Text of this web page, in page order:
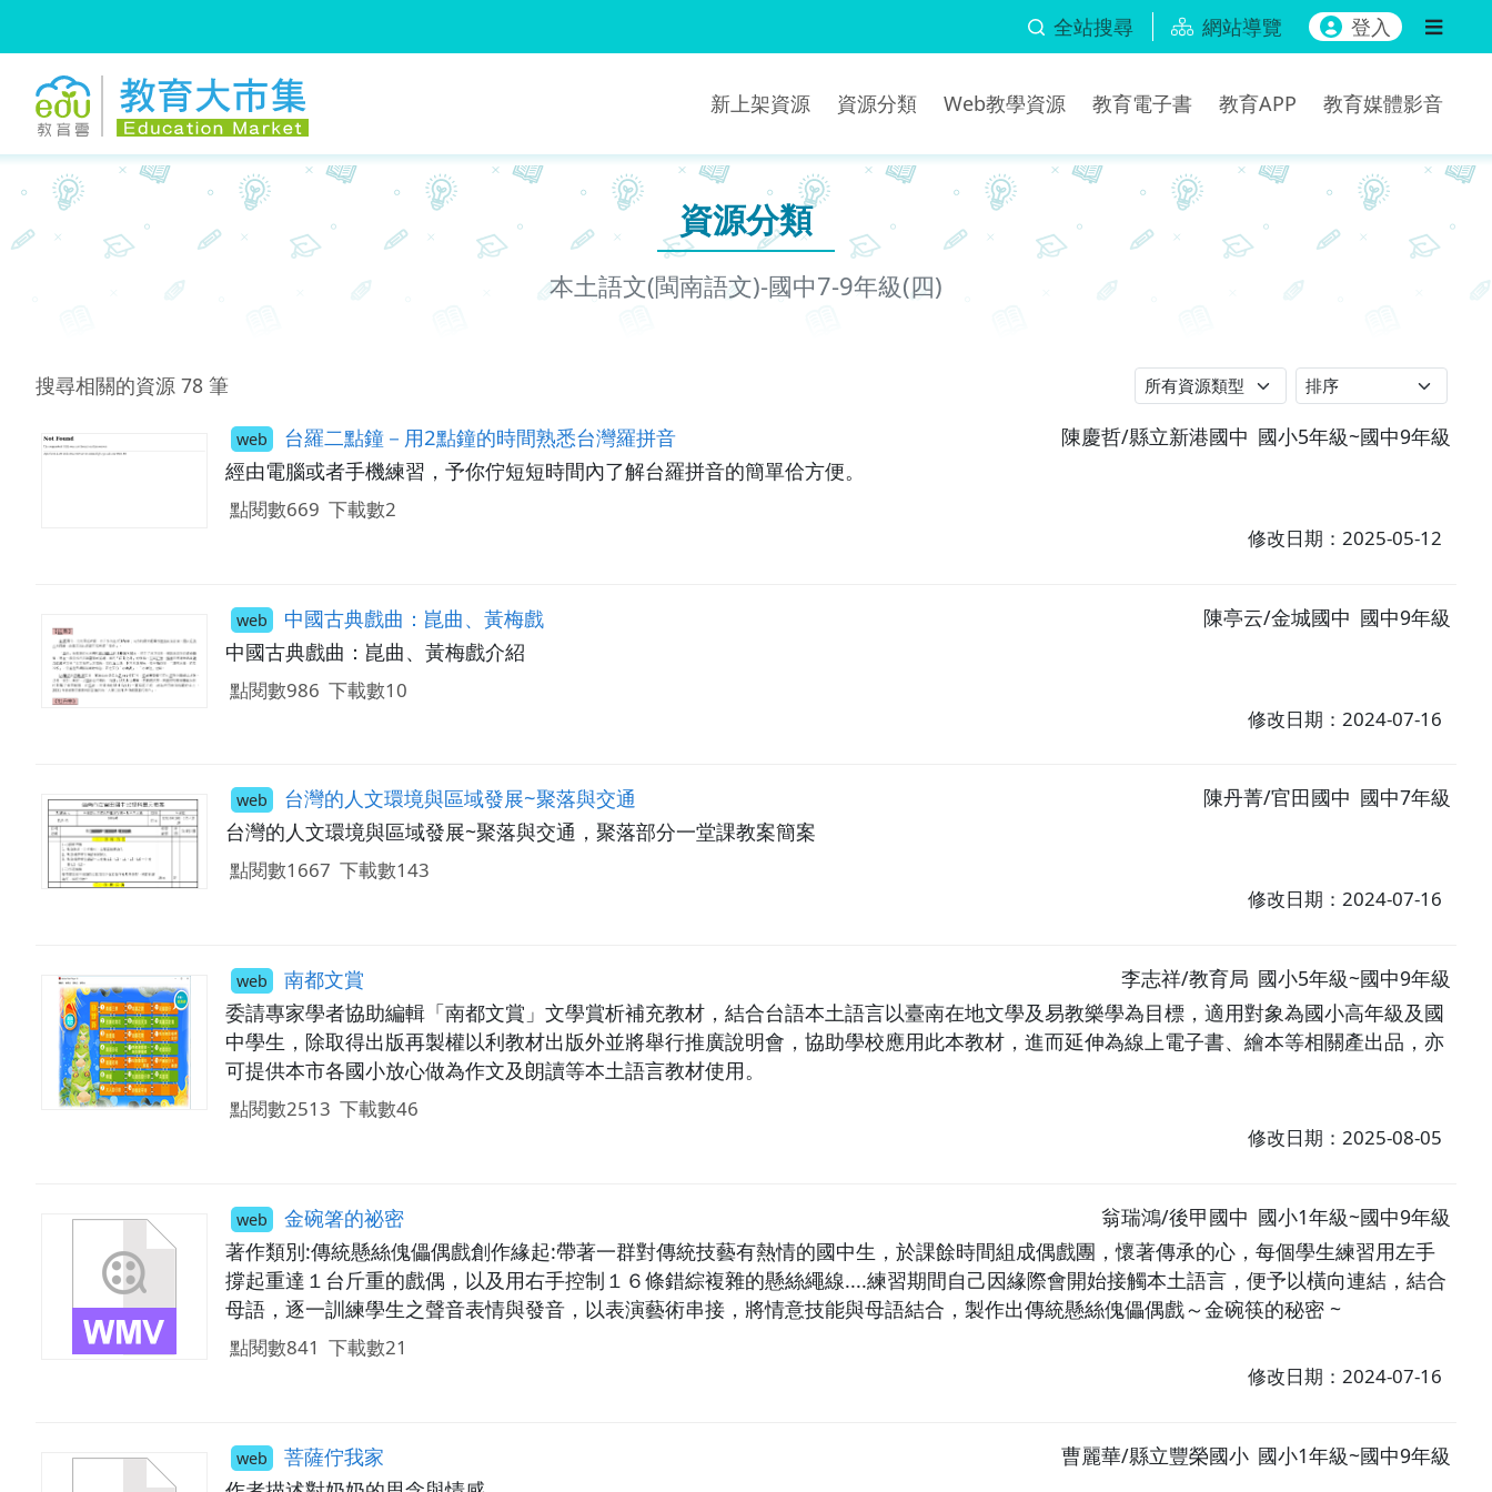
全站搜尋 網站導覽 登入
新上架資源 資源分類 Web教學資源 教育電子書 教育APP 教育媒體影音
資源分類
本土語文(閩南語文)-國中7-9年級(四)
搜尋相關的資源 78 筆
web 台羅二點鐘－用2點鐘的時間熟悉台灣羅拼音 陳慶哲/縣立新港國中 國小5年級~國中9年級
經由電腦或者手機練習，予你佇短短時間內了解台羅拼音的簡單佮方便。
點閱數669 下載數2
修改日期：2025-05-12
web 中國古典戲曲：崑曲、黃梅戲 陳亭云/金城國中 國中9年級
中國古典戲曲：崑曲、黃梅戲介紹
點閱數986 下載數10
修改日期：2024-07-16
web 台灣的人文環境與區域發展~聚落與交通 陳丹菁/官田國中 國中7年級
台灣的人文環境與區域發展~聚落與交通，聚落部分一堂課教案簡案
點閱數1667 下載數143
修改日期：2024-07-16
web 南都文賞 李志祥/教育局 國小5年級~國中9年級
委請專家學者協助編輯「南都文賞」文學賞析補充教材，結合台語本土語言以臺南在地文學及易教樂學為目標，適用對象為國小高年級及國
中學生，除取得出版再製權以利教材出版外並將舉行推廣說明會，協助學校應用此本教材，進而延伸為線上電子書、繪本等相關產出品，亦
可提供本市各國小放心做為作文及朗讀等本土語言教材使用。
點閱數2513 下載數46
修改日期：2025-08-05
web 金碗箸的祕密 翁瑞鴻/後甲國中 國小1年級~國中9年級
著作類別:傳統懸絲傀儡偶戲創作緣起:帶著一群對傳統技藝有熱情的國中生，於課餘時間組成偶戲團，懷著傳承的心，每個學生練習用左手
撐起重達１台斤重的戲偶，以及用右手控制１６條錯綜複雜的懸絲繩線....練習期間自己因緣際會開始接觸本土語言，便予以橫向連結，結合
母語，逐一訓練學生之聲音表情與發音，以表演藝術串接，將情意技能與母語結合，製作出傳統懸絲傀儡偶戲～金碗筷的秘密 ~
點閱數841 下載數21
修改日期：2024-07-16
web 菩薩佇我家 曹麗華/縣立豐榮國小 國小1年級~國中9年級